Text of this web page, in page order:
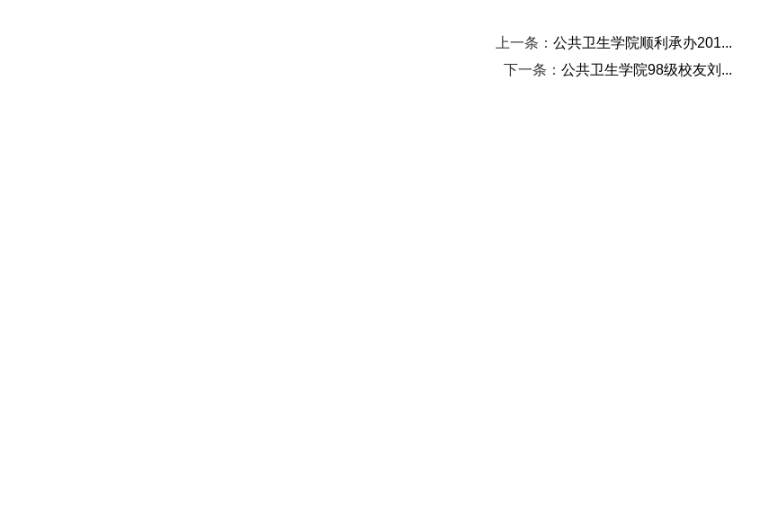
上一条： 公共卫生学院顺利承办201...
下一条： 公共卫生学院98级校友刘...